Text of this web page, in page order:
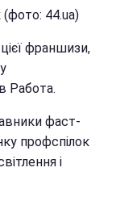
44.ua)
франшизи,
Работа.
фаст-
профспілок
і